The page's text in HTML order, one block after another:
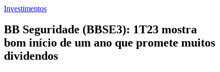
Investimentos
BB Seguridade (BBSE3): 1T23 mostra
bom início de um ano que promete muitos
dividendos